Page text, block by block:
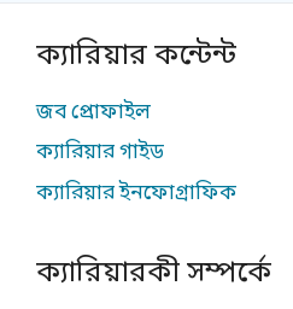
ক্যারিয়ার কন্টেন্ট
জব প্রোফাইল
ক্যারিয়ার গাইড
ক্যারিয়ার ইনফোগ্রাফিক
ক্যারিয়ারকী সম্পর্কে